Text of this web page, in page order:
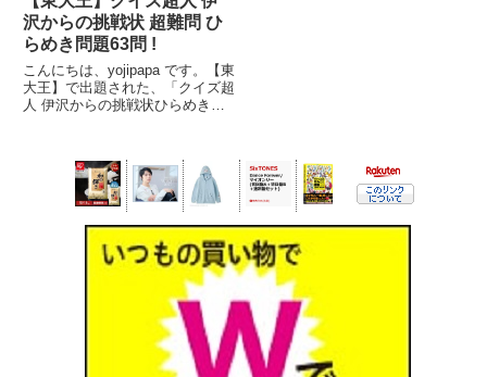
沢からの挑戦状 超難問 ひ
らめき問題63問 !
こんにちは、yojipapa です。【東
大王】で出題された、「クイズ超
人 伊沢からの挑戦状ひらめき問
(^ - ^出演者【司会】ヒロミ、山
里亮太(南海キャンディーズ)【解
説】伊沢拓司...